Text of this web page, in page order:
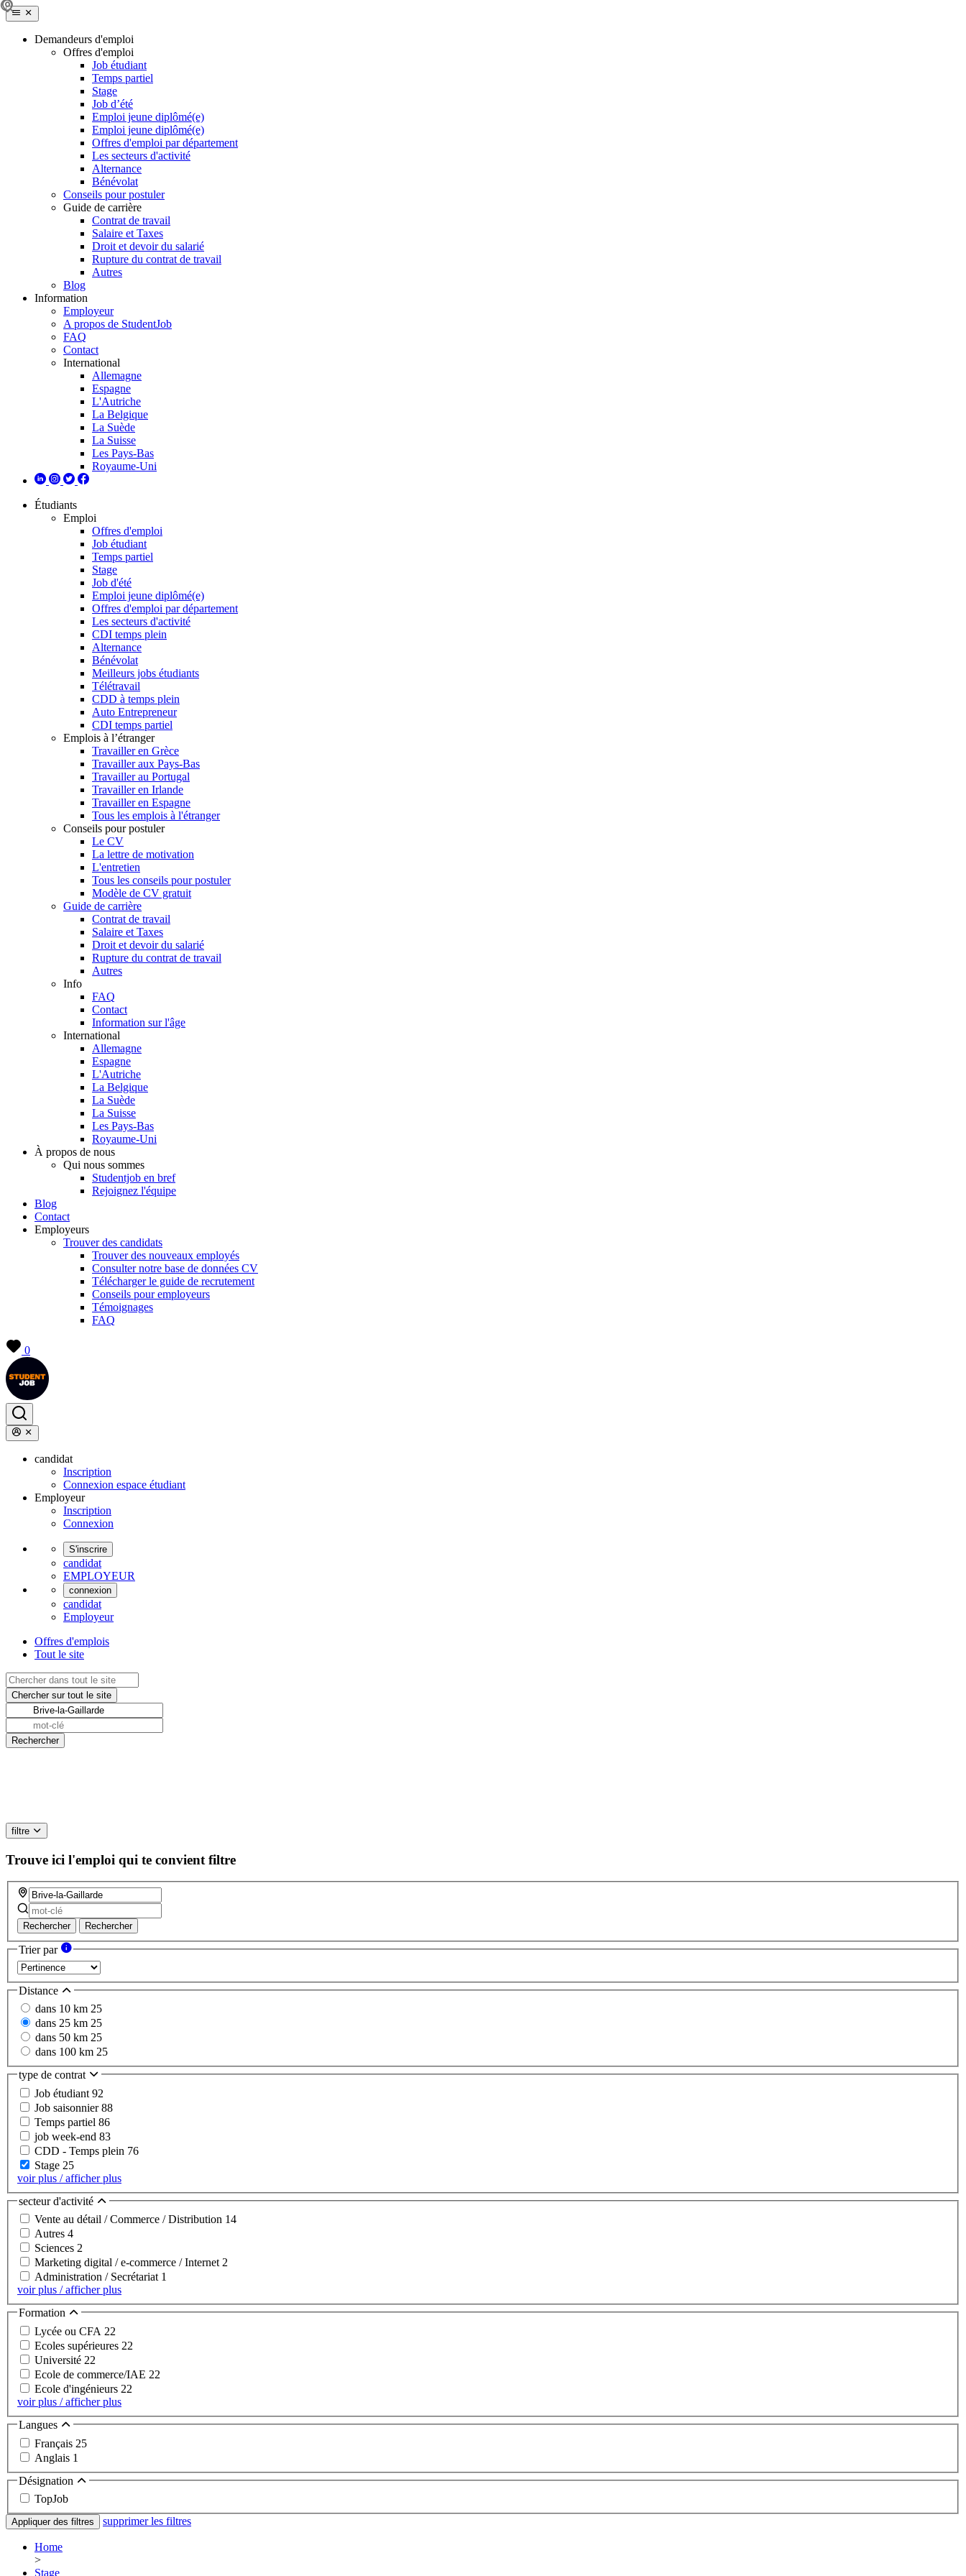
Demandeurs d'emploi
Offres d'emploi
Job étudiant
Temps partiel
Stage
Job d’été
Emploi jeune diplômé(e)
Emploi jeune diplômé(e)
Offres d'emploi par département
Les secteurs d'activité
Alternance
Bénévolat
Conseils pour postuler
Guide de carrière
Contrat de travail
Salaire et Taxes
Droit et devoir du salarié
Rupture du contrat de travail
Autres
Blog
Information
Employeur
A propos de StudentJob
FAQ
Contact
International
Allemagne
Espagne
L'Autriche
La Belgique
La Suède
La Suisse
Les Pays-Bas
Royaume-Uni
Étudiants
Emploi
Offres d'emploi
Job étudiant
Temps partiel
Stage
Job d'été
Emploi jeune diplômé(e)
Offres d'emploi par département
Les secteurs d'activité
CDI temps plein
Alternance
Bénévolat
Meilleurs jobs étudiants
Télétravail
CDD à temps plein
Auto Entrepreneur
CDI temps partiel
Emplois à l’étranger
Travailler en Grèce
Travailler aux Pays-Bas
Travailler au Portugal
Travailler en Irlande
Travailler en Espagne
Tous les emplois à l'étranger
Conseils pour postuler
Le CV
La lettre de motivation
L'entretien
Tous les conseils pour postuler
Modèle de CV gratuit
Guide de carrière
Contrat de travail
Salaire et Taxes
Droit et devoir du salarié
Rupture du contrat de travail
Autres
Info
FAQ
Contact
Information sur l'âge
International
Allemagne
Espagne
L'Autriche
La Belgique
La Suède
La Suisse
Les Pays-Bas
Royaume-Uni
À propos de nous
Qui nous sommes
Studentjob en bref
Rejoignez l'équipe
Blog
Contact
Employeurs
Trouver des candidats
Trouver des nouveaux employés
Consulter notre base de données CV
Télécharger le guide de recrutement
Conseils pour employeurs
Témoignages
FAQ
0
candidat
Inscription
Connexion espace étudiant
Employeur
Inscription
Connexion
S'inscrire
candidat
EMPLOYEUR
connexion
candidat
Employeur
Offres d'emplois
Tout le site
filtre
Trouve ici l'emploi qui te convient filtre
Rechercher Rechercher
Trier par
Distance
dans 10 km 25
dans 25 km 25
dans 50 km 25
dans 100 km 25
type de contrat
Job étudiant 92
Job saisonnier88
Temps partiel 86
job week-end 83
CDD - Temps plein 76
Stage 25
voir plus / afficher plus
secteur d'activité
Vente au détail / Commerce / Distribution 14
Autres 4
Sciences 2
Marketing digital / e-commerce / Internet2
Administration / Secrétariat 1
voir plus / afficher plus
Formation
Lycée ou CFA 22
Ecoles supérieures 22
Université 22
Ecole de commerce/IAE 22
Ecole d'ingénieurs 22
voir plus / afficher plus
Langues
Français 25
Anglais 1
Désignation
TopJob
Appliquer des filtres supprimer les filtres
Home
>
Stage